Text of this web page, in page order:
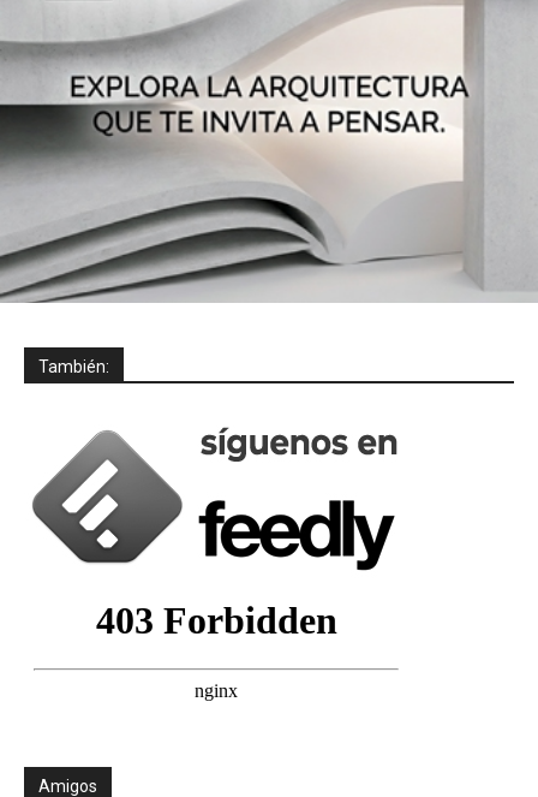
También:
Amigos